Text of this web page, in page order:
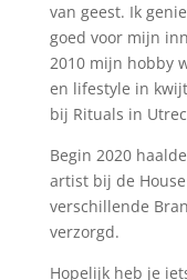
van geest. Ik
goed voor mijn
2010 mijn hobby
en lifestyle in
bij Rituals in
Begin 2020
artist bij de
verschillende
verzorgd.
Hopelijk heb je